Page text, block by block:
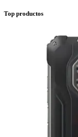
Top productos